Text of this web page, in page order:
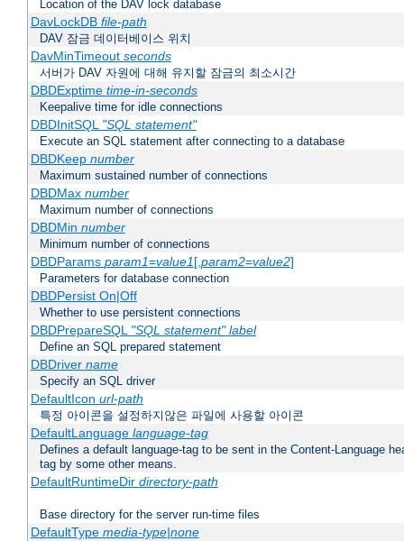
Location of the DAV lock database
DavLockDB file-path
DAV 잠금 데이터베이스 위치
DavMinTimeout seconds
서버가 DAV 자원에 대해 유지할 잠금의 최소시간
DBDExptime time-in-seconds
Keepalive time for idle connections
DBDInitSQL "SQL statement"
Execute an SQL statement after connecting to a database
DBDKeep number
Maximum sustained number of connections
DBDMax number
Maximum number of connections
DBDMin number
Minimum number of connections
DBDParams param1=value1[,param2=value2]
Parameters for database connection
DBDPersist On|Off
Whether to use persistent connections
DBDPrepareSQL "SQL statement" label
Define an SQL prepared statement
DBDriver name
Specify an SQL driver
DefaultIcon url-path
특정 아이콘을 설정하지않은 파일에 사용할 아이콘
DefaultLanguage language-tag
Defines a default language-tag to be sent in the Content-Language
tag by some other means.
DefaultRuntimeDir directory-path
Base directory for the server run-time files
DefaultType media-type|none